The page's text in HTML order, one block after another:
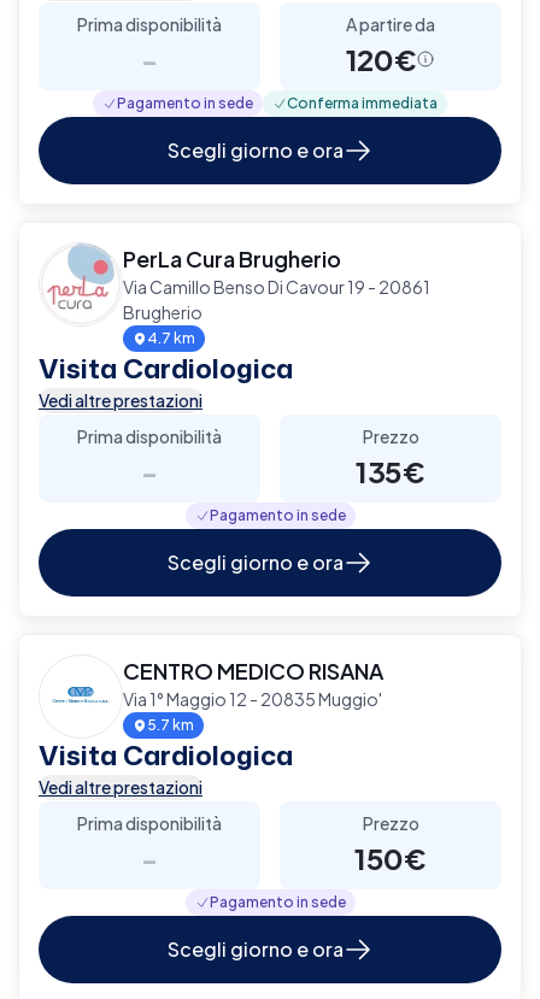
Prima disponibilità
-
A partire da
120€
Pagamento in sede Conferma immediata
Scegli giorno e ora
PerLa Cura Brugherio
Via Camillo Benso Di Cavour 19 - 20861
Brugherio
4.7 km
Visita Cardiologica
Vedi altre prestazioni
Prima disponibilità
-
Prezzo
135€
Pagamento in sede
Scegli giorno e ora
CENTRO MEDICO RISANA
Via 1° Maggio 12 - 20835 Muggio'
5.7 km
Visita Cardiologica
Vedi altre prestazioni
Prima disponibilità
-
Prezzo
150€
Pagamento in sede
Scegli giorno e ora